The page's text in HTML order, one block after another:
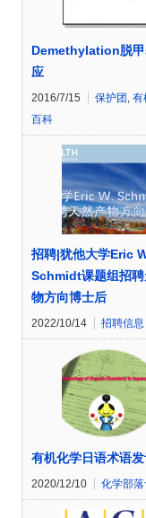
Demethylation脱甲
应
2016/7/15 保护团 , 有
百科
招聘|犹他大学Eric
Schmidt课题组招聘
物方向博士后
2022/10/14 招聘信息
有机化学日语术语
2020/12/10 化学部